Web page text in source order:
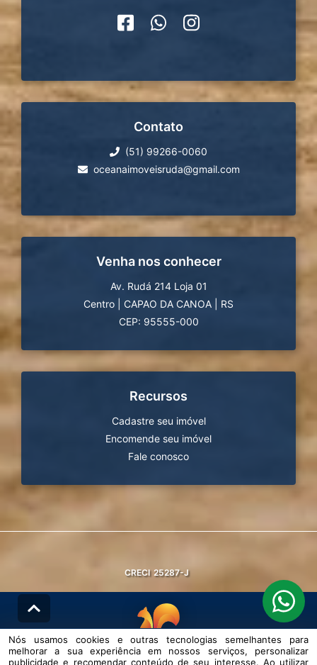
Contato
(51) 99266-0060
oceanaimoveisruda@gmail.com
Venha nos conhecer
Av. Rudá 214 Loja 01
Centro
CAPAO DA CANOA
RS
CEP: 95555-000
Recursos
Cadastre seu imóvel
Encomende seu imóvel
Fale conosco
CRECI 25287-J
© DESENVOLVIDO PELAAGIL.NET
Nós usamos cookies e outras tecnologias semelhantes para
melhorar a sua experiência em nossos serviços, personalizar
publicidade e recomendar conteúdo de seu interesse. Ao utilizar